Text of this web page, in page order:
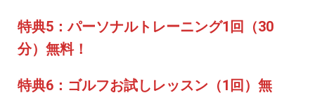
特典5：パーソナルトレーニング1回（30
分）無料！
特典6：ゴルフお試しレッスン（1回）無